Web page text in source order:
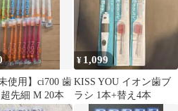
使用】ci700 歯
先細 M 20本
¥ 1,099
KISS YOU イオン歯ブ
ラシ 1本+替え4本